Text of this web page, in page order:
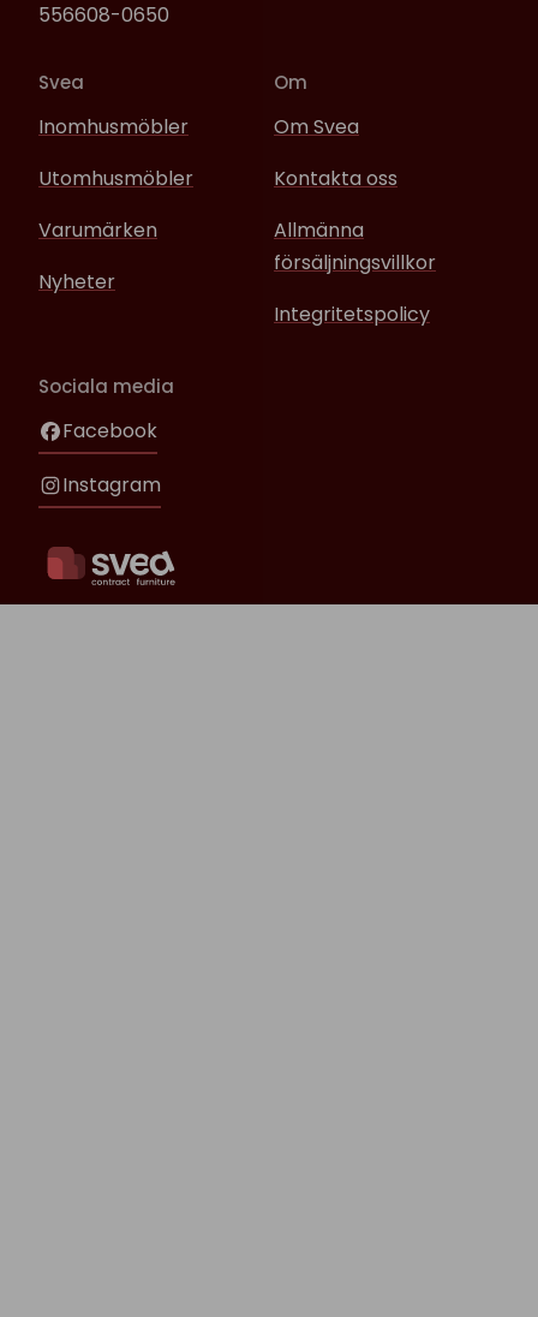
556608-0650
Svea
Inomhusmöbler
Utomhusmöbler
Varumärken
Nyheter
Om
Om Svea
Kontakta oss
Allmänna
försäljningsvillkor
Integritetspolicy
Sociala media
Facebook
Instagram